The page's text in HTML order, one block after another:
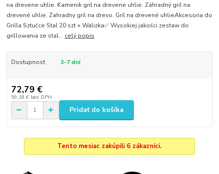
na drevene uhlie. Kamenik gril na drevene uhlie. Záhradný gril na
drevené uhlie. Zahradny gril na drevo. Gril na drevené uhlieAkcesoria do
Grilla Sztućce Stal 20 szt + Walizka✅ Wysokiej jakości zestaw do
grillowania ze stal... celý popis
Dostupnosť 3-7 dní
72,79 €
59,18 € bez DPH
Pridať do košíka
Tento mesiac zakúpili 6 zákazníci.